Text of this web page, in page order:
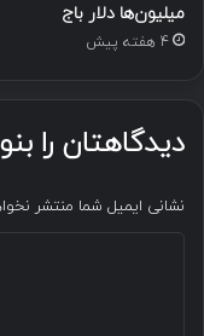
میلیون‌ها دلار باج
4 هفته پیش
دیدگاهتان را
نشانی ایمیل شما منتشر